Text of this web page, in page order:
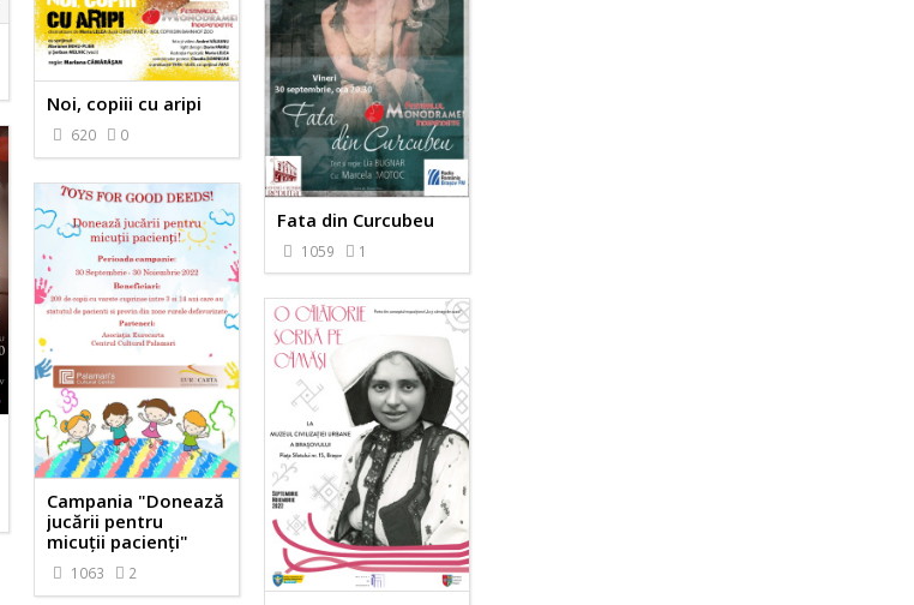
Noi, copiii cu aripi
620 0
Fata din Curcubeu
1059 1
Campania "Donează
jucării pentru
micuții pacienți"
1063 2